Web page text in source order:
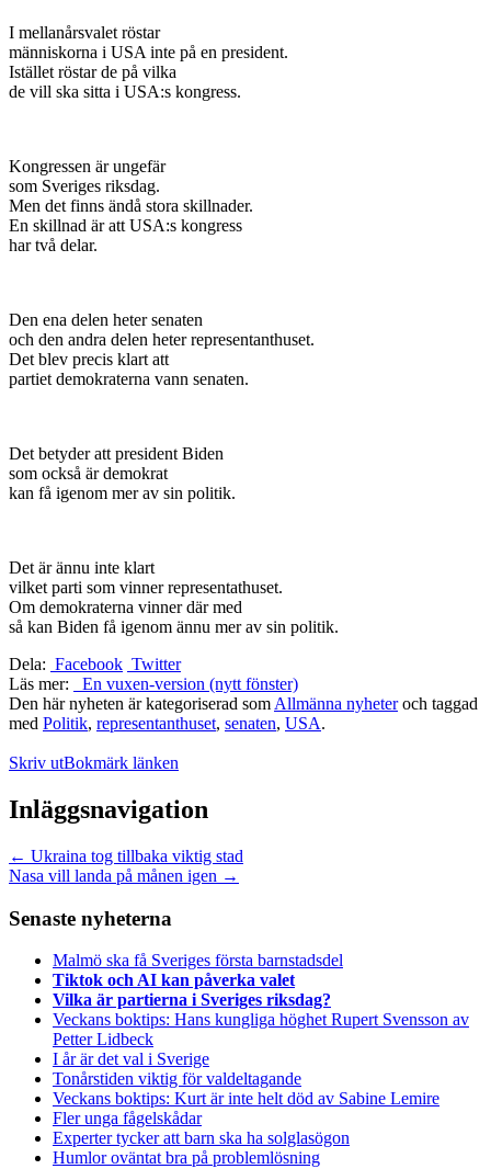
I mellanårsvalet röstar
människorna i USA inte på en president.
Istället röstar de på vilka
de vill ska sitta i USA:s kongress.
Kongressen är ungefär
som Sveriges riksdag.
Men det finns ändå stora skillnader.
En skillnad är att USA:s kongress
har två delar.
Den ena delen heter senaten
och den andra delen heter representanthuset.
Det blev precis klart att
partiet demokraterna vann senaten.
Det betyder att president Biden
som också är demokrat
kan få igenom mer av sin politik.
Det är ännu inte klart
vilket parti som vinner representathuset.
Om demokraterna vinner där med
så kan Biden få igenom ännu mer av sin politik.
Dela: Facebook Twitter
Läs mer:
En vuxen-version (nytt fönster)
Den här nyheten är kategoriserad som Allmänna nyheteroch taggad
med Politik, representanthuset, senaten, USA.
Skriv utBokmärk länken
Inläggsnavigation
← Ukraina tog tillbaka viktig stad
Nasa vill landa på månen igen →
Senaste nyheterna
Malmö ska få Sveriges första barnstadsdel
Tiktok och AI kan påverka valet
Vilka är partierna i Sveriges riksdag?
Veckans boktips: Hans kungliga höghet Rupert Svensson av
Petter Lidbeck
I år är det val i Sverige
Tonårstiden viktig för valdeltagande
Veckans boktips: Kurt är inte helt död av Sabine Lemire
Fler unga fågelskådar
Experter tycker att barn ska ha solglasögon
Humlor oväntat bra på problemlösning